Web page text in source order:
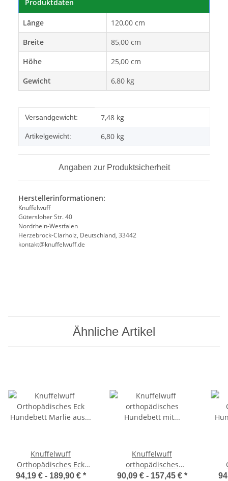
Produktdaten
Länge
120,00 cm
Breite
85,00 cm
Höhe
25,00 cm
Gewicht
6,80 kg
Produkteigenschaft
Wert
Versandgewicht: 7,48 kg
Artikelgewicht: 6,80 kg
Angaben zur Produktsicherheit
Herstellerinformationen:
Knuffelwuff
Gütersloher Str. 40
Nordrhein-Westfalen
Herzebrock-Clarholz, Deutschland, 33442
kontakt@knuffelwuff.de
Ähnliche Artikel
Knuffelwuff
Orthopädisches Eck
Hundebett Marlie aus
94,19 € - 189,90 € *
Knuffelwuff
orthopädisches
Hundebett mit Fächer-
90,09 € - 157,45 € *